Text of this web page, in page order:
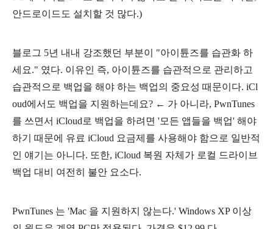
안드로이드도 설치할 것 많다.)
블로그 5년 내내 강조했던 부분이 "아이튠즈를 습관화 하
세요." 였다. 이유인 즉, 아이튠즈를 습관적으로 관리하고
습관적으로 백업을 해야 하는 백업의 중요성 때문이다. iCl
oud에서도 백업을 지원하는데요? ← 가 아니라, PwnTunes
를 쓰면서 iCloud로 백업을 하려면 '모든 앱들을 백업' 해야
하기 때문에 유료 iCloud 요금제를 사용해야 함으로 일반적
인 얘기는 아니다. 또한, iCloud 복원 자체가 로컬 드라이브
백업 대비 여전히 불안 요소다.
PwnTunes 는 'Mac 을 지원하지 않는다.' Windows XP 이상